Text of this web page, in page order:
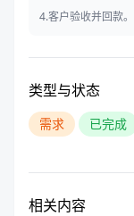
4.客户验收并回款。
类型与状态
需求 已完成
相关内容